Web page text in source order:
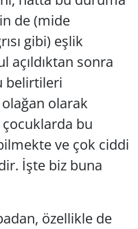
de (mide
gibi) eşlik
sonra
belirtileri
olarak
çocuklarda bu
ve çok ciddi
İşte biz buna
özellikle de